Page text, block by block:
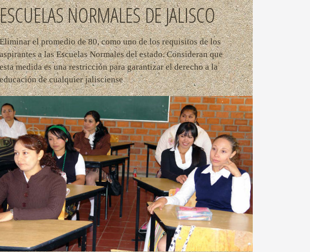
ESCUELAS NORMALES DE JALISCO
Eliminar el promedio de 80, como uno de los requisitos de los
aspirantes a las Escuelas Normales del estado. Consideran que
esta medida es una restricción para garantizar el derecho a la
educación de cualquier jalisciense